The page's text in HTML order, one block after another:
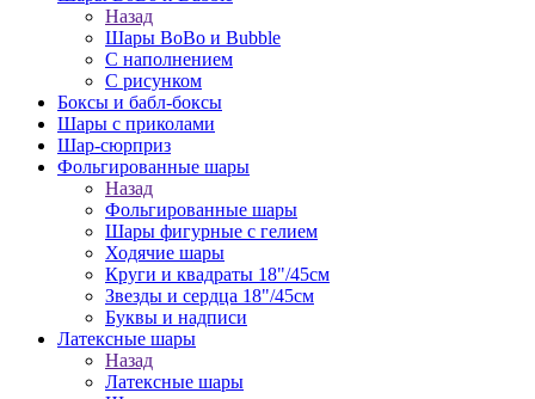
Назад
Шары BoBo и Bubble
С наполнением
С рисунком
Боксы и бабл-боксы
Шары с приколами
Шар-сюрприз
Фольгированные шары
Назад
Фольгированные шары
Шары фигурные с гелием
Ходячие шары
Круги и квадраты 18"/45см
Звезды и сердца 18"/45см
Буквы и надписи
Латексные шары
Назад
Латексные шары